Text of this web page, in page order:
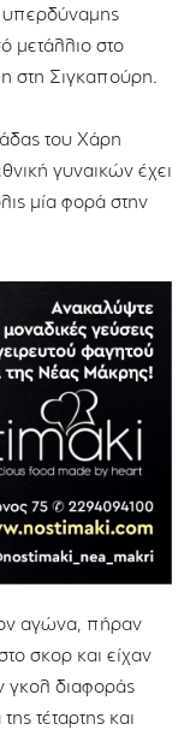
υπερδύναμης
μετάλλιο στο
στη Σιγκαπούρη.
του Χάρη
γυναικών έχει
μία φορά στην
αγώνα, πήραν
σκορ και είχαν
γκολ διαφοράς
τέταρτης και